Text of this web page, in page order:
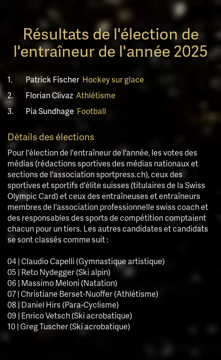
Résultats de l'élection de
l'entraîneur de l'année 2025
1. Patrick Fischer Hockey sur glace
2.
Florian Clivaz Athlétisme
3.
Pia Sundhage Football
Détails des élections
Pour l'élection de l'entraîneur de l'année, les votes des
médias (rédactions sportives des médias nationaux et
sections de l'association sportpress.ch), ceux des
sportives et sportifs d'élite suisses (titulaires de la Swiss
Olympic Card) et ceux des entraîneuses et entraîneurs
membres de l'association professionnelle swiss coach et
des responsables des sports de compétition comptaient
chacun pour un tiers. Les autres candidates et candidats
se sont classés comme suit :
04 | Claudio Capelli (Gymnastique artistique)
05 | Reto Nydegger (Ski alpin)
06 | Massimo Meloni (Natation)
07 | Christiane Berset-Nuoffer (Athlétisme)
08 | Daniel Hirs (Para-Cyclisme)
09 | Enrico Vetsch (Ski acrobatique)
10 | Greg Tuscher (Ski acrobatique)